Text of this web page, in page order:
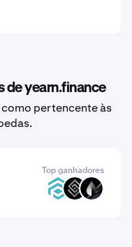
de yearn.finance
pertencente às
Top ganhadores
TRADE DECT LIQR